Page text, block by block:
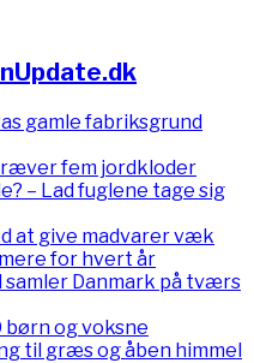
gamle fabriksgrund
fem jordkloder
– Lad fuglene tage sig
at give madvarer væk
for hvert år
Danmark på tværs
børn og voksne
til græs og åben himmel